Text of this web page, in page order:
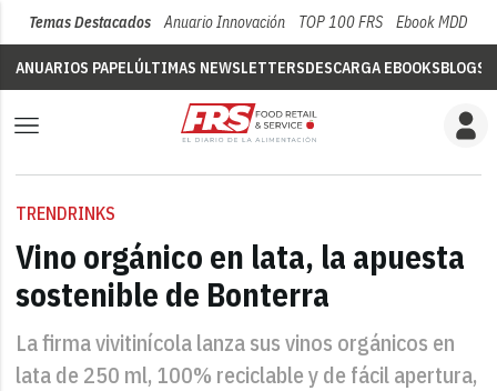
Temas Destacados Anuario Innovación TOP 100 FRS Ebook MDD
ANUARIOS PAPELÚLTIMAS NEWSLETTERSDESCARGA EBOOKSBLOGS
TRENDRINKS
Vino orgánico en lata, la apuesta
sostenible de Bonterra
La firma vivitinícola lanza sus vinos orgánicos en
lata de 250 ml, 100% reciclable y de fácil apertura,